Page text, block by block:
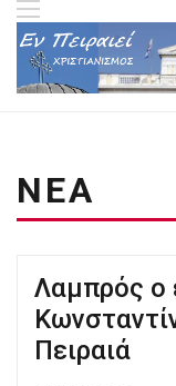
ΝΕΑ
Λαμπρός ο
Πειραιά